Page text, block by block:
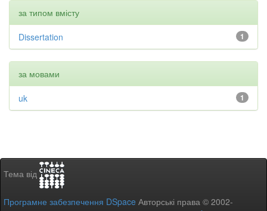
за типом вмісту
1
Dissertation
за мовами
1
uk
Тема від
Програмне забезпечення DSpace Авторські права © 2002-